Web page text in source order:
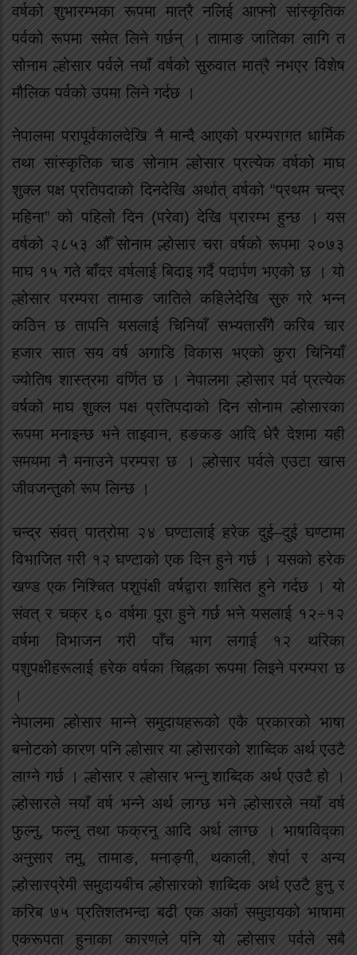
वर्षको शुभारम्भका रूपमा मात्रै नलिई आफ्नो सांस्कृतिक
पर्वको रूपमा समेत लिने गर्छन् । तामाङ जातिका लागि त
सोनाम ल्होसार पर्वले नयाँ वर्षको सुरुवात मात्रै नभएर विशेष
मौलिक पर्वको उपमा लिने गर्दछ ।
नेपालमा परापूर्वकालदेखि नै मान्दै आएको परम्परागत धार्मिक
तथा सांस्कृतिक चाड सोनाम ल्होसार प्रत्येक वर्षको माघ
शुक्ल पक्ष प्रतिपदाको दिनदेखि अर्थात् वर्षको “प्रथम चन्द्र
महिना” को पहिलो दिन (परेवा) देखि प्रारम्भ हुन्छ । यस
वर्षको २८५३ औँ सोनाम ल्होसार चरा वर्षको रूपमा २०७३
माघ १५ गते बाँदर वर्षलाई बिदाइ गर्दै पदार्पण भएको छ । यो
ल्होसार परम्परा तामाङ जातिले कहिलेदेखि सुरु गरे भन्न
कठिन छ तापनि यसलाई चिनियाँ सभ्यतासँगै करिब चार
हजार सात सय वर्ष अगाडि विकास भएको कुरा चिनियाँ
ज्योतिष शास्त्रमा वर्णित छ । नेपालमा ल्होसार पर्व प्रत्येक
वर्षको माघ शुक्ल पक्ष प्रतिपदाको दिन सोनाम ल्होसारका
रूपमा मनाइन्छ भने ताइवान, हङकङ आदि धेरै देशमा यही
समयमा नै मनाउने परम्परा छ । ल्होसार पर्वले एउटा खास
जीवजन्तुको रूप लिन्छ ।
चन्द्र संवत् पात्रोमा २४ घण्टालाई हरेक दुई–दुई घण्टामा
विभाजित गरी १२ घण्टाको एक दिन हुने गर्छ । यसको हरेक
खण्ड एक निश्चित पशुपंक्षी वर्षद्वारा शासित हुने गर्दछ । यो
संवत् र चक्र ६० वर्षमा पूरा हुने गर्छ भने यसलाई १२÷१२
वर्षमा विभाजन गरी पाँच भाग लगाई १२ थरिका
पशुपक्षीहरूलाई हरेक वर्षका चिह्नका रूपमा लिइने परम्परा छ
।
नेपालमा ल्होसार मान्ने समुदायहरूको एकै प्रकारको भाषा
बनोटको कारण पनि ल्होसार या ल्होसारको शाब्दिक अर्थ एउटै
लाग्ने गर्छ । ल्होसार र ल्होसार भन्नु शाब्दिक अर्थ एउटै हो ।
ल्होसारले नयाँ वर्ष भन्ने अर्थ लाग्छ भने ल्होसारले नयाँ वर्ष
फुल्नु, फल्नु तथा फक्रनु आदि अर्थ लाग्छ । भाषाविद्का
अनुसार तमु, तामाङ, मनाङ्गी, थकाली, शेर्पा र अन्य
ल्होसारप्रेमी समुदायबीच ल्होसारको शाब्दिक अर्थ एउटै हुनु र
करिब ७५ प्रतिशतभन्दा बढी एक अर्का समुदायको भाषामा
एकरूपता हुनाका कारणले पनि यो ल्होसार पर्वले सबै